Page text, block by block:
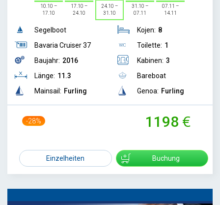
10.10 –
17.10
17.10 –
24.10
24.10 –
31.10
31.10 –
07.11
07.11 –
14.11
Segelboot
Bavaria Cruiser 37
Baujahr: 2016
Länge: 11.3
Mainsail: Furling
Kojen: 8
Toilette: 1
Kabinen: 3
Bareboat
Genoa: Furling
-28% 1198
Einzelheiten Buchung